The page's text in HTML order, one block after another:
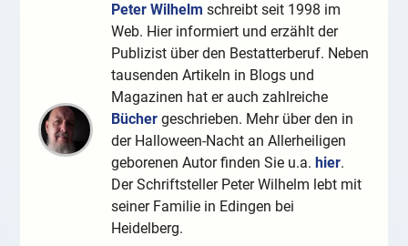
Peter Wilhelm schreibt seit 1998 im
Web. Hier informiert und erzählt der
Publizist über den Bestatterberuf. Neben
tausenden Artikeln in Blogs und
Magazinen hat er auch zahlreiche
Bücher geschrieben. Mehr über den in
der Halloween-Nacht an Allerheiligen
geborenen Autor finden Sie u.a. hier.
Der Schriftsteller Peter Wilhelm lebt mit
seiner Familie in Edingen bei
Heidelberg.